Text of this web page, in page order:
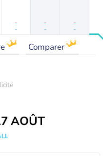
-
-
-
-
-
-
Comparer
AOÛT